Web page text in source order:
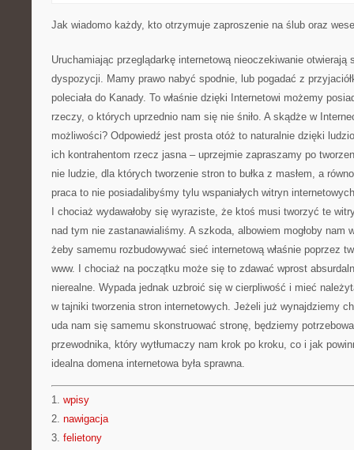
Jak wiadomo każdy, kto otrzymuje zaproszenie na ślub oraz
Uruchamiając przeglądarkę internetową nieoczekiwanie otwierają
dyspozycji. Mamy prawo nabyć spodnie, lub pogadać z
poleciała do Kanady. To właśnie dzięki Internetowi możemy
rzeczy, o których uprzednio nam się nie śniło. A skądże w
możliwości? Odpowiedź jest prosta otóż to naturalnie dzięki
ich kontrahentom rzecz jasna – uprzejmie zapraszamy po
nie ludzie, dla których tworzenie stron to bułka z masłem, a
praca to nie posiadalibyśmy tylu wspaniałych witryn
I chociaż wydawałoby się wyraziste, że ktoś musi tworzyć te
nad tym nie zastanawialiśmy. A szkoda, albowiem mogłoby nam
żeby samemu rozbudowywać sieć internetową właśnie poprzez
www. I chociaż na początku może się to zdawać wprost
nierealne. Wypada jednak uzbroić się w cierpliwość i mieć
w tajniki tworzenia stron internetowych. Jeżeli już wynajdziemy
uda nam się samemu skonstruować stronę, będziemy
przewodnika, który wytłumaczy nam krok po kroku, co i jak
idealna domena internetowa była sprawna.
1. wpisy
2. nawigacja
3. felietony